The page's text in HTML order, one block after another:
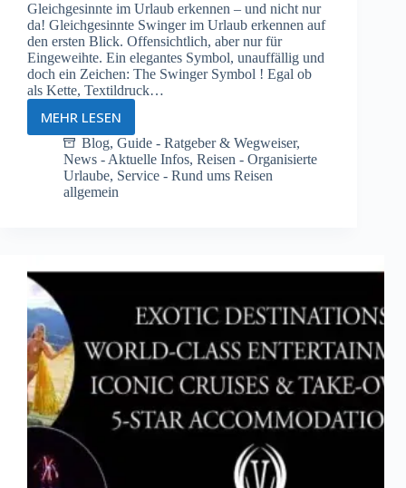
Gleichgesinnte im Urlaub erkennen – und nicht nur
da! Gleichgesinnte Swinger im Urlaub erkennen auf
den ersten Blick. Offensichtlich, aber nur für
Eingeweihte. Ein elegantes Symbol, unauffällig und
doch ein Zeichen: The Swinger Symbol ! Egal ob
als Kette, Textildruck…
MEHR LESEN
Das
internationale
Swinger
Symbol
Blog, Guide - Ratgeber & Wegweiser,
News - Aktuelle Infos, Reisen - Organisierte
Urlaube, Service - Rund ums Reisen
allgemein